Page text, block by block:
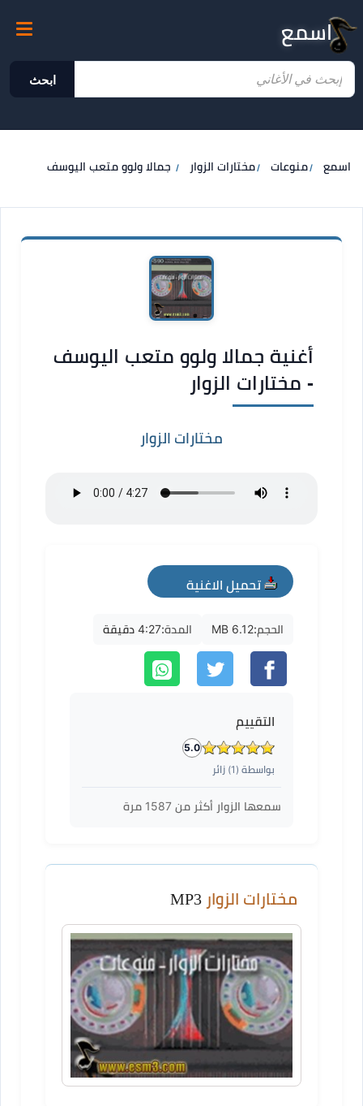
اسمع
ابحث
اسمع منوعات مختارات الزوار جمالا ولوو متعب اليوسف
أغنية جمالا ولوو متعب اليوسف
- مختارات الزوار
مختارات الزوار
تحميل الاغنية
mp3
الحجم:6.12 MB المدة:4:27 دقيقة
التقييم
5.0
بواسطة ( 1) زائر
سمعها الزوار أكثر من 1587 مرة
مختارات الزوار